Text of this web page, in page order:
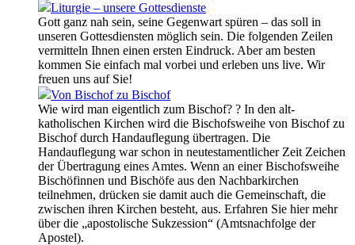
Liturgie – unsere Gottesdienste
Gott ganz nah sein, seine Gegenwart spüren – das soll in
unseren Gottesdiensten möglich sein. Die folgenden Zeilen
vermitteln Ihnen einen ersten Eindruck. Aber am besten
kommen Sie einfach mal vorbei und erleben uns live. Wir
freuen uns auf Sie!
Von Bischof zu Bischof
Wie wird man eigentlich zum Bischof? ? In den alt-
katholischen Kirchen wird die Bischofsweihe von Bischof zu
Bischof durch Handauflegung übertragen. Die
Handauflegung war schon in neutestamentlicher Zeit Zeichen
der Übertragung eines Amtes. Wenn an einer Bischofsweihe
Bischöfinnen und Bischöfe aus den Nachbarkirchen
teilnehmen, drücken sie damit auch die Gemeinschaft, die
zwischen ihren Kirchen besteht, aus. Erfahren Sie hier mehr
über die „apostolische Sukzession“ (Amtsnachfolge der
Apostel).